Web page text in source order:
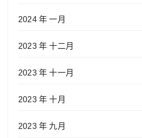
2024 年 一月
2023 年 十二月
2023 年 十一月
2023 年 十月
2023 年 九月